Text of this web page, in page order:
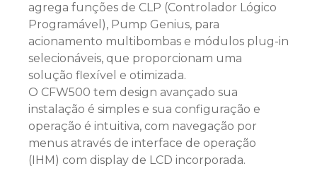
agrega funções de CLP (Controlador Lógico
Programável), Pump Genius, para
acionamento multibombas e módulos plug-in
selecionáveis, que proporcionam uma
solução flexível e otimizada.
O CFW500 tem design avançado sua
instalação é simples e sua configuração e
operação é intuitiva, com navegação por
menus através de interface de operação
(IHM) com display de LCD incorporada.